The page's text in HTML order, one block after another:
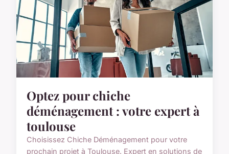
Optez pour chiche
déménagement : votre expert à
toulouse
Choisissez Chiche Déménagement pour votre
prochain projet à Toulouse. Expert en solutions de